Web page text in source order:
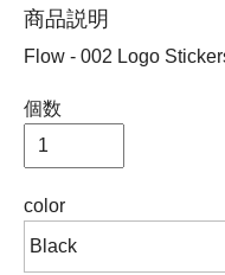
商品説明
Flow - 002 Logo
個数
color